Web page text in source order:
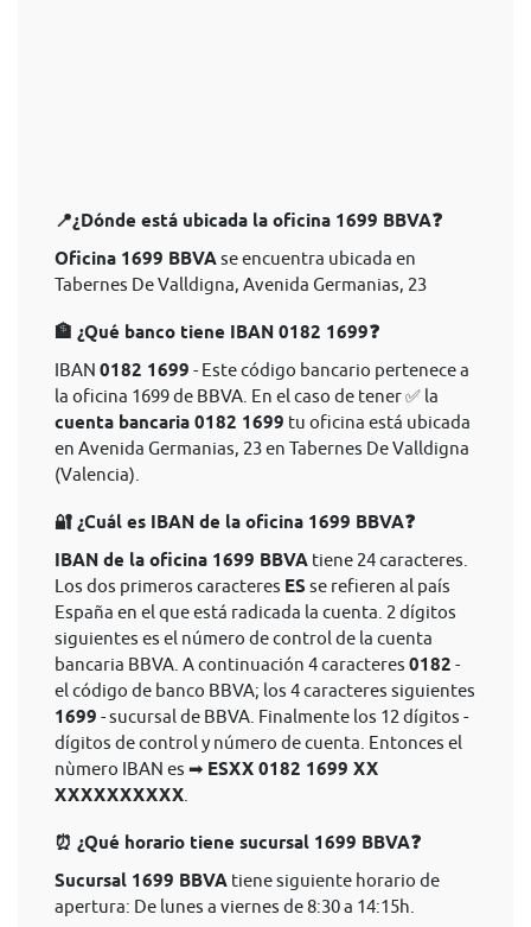
📍¿Dónde está ubicada la oficina 1699 BBVA❓
Oficina 1699 BBVAse encuentra ubicada en
Tabernes De Valldigna, Avenida Germanias, 23
🏦 ¿Qué banco tiene IBAN 0182 1699❓
IBAN 0182 1699 - Este código bancario pertenece a
la oficina 1699 de BBVA. En el caso de tener ✅ la
cuenta bancaria 0182 1699 tu oficina está ubicada
en Avenida Germanias, 23 en Tabernes De Valldigna
(Valencia).
🔐 ¿Cuál es IBAN de la oficina 1699 BBVA❓
IBAN de la oficina 1699 BBVA tiene 24 caracteres.
Los dos primeros caracteres ES se refieren al país
España en el que está radicada la cuenta. 2 dígitos
siguientes es el número de control de la cuenta
bancaria BBVA. A continuación 4 caracteres 0182 -
el código de banco BBVA; los 4 caracteres siguientes
1699 - sucursal de BBVA. Finalmente los 12 dígitos -
dígitos de control y número de cuenta. Entonces el
nùmero IBAN es ➡ ESXX 0182 1699 XX
XXXXXXXXXX
⏰ ¿Qué horario tiene sucursal 1699 BBVA❓
Sucursal 1699 BBVA tiene siguiente horario de
apertura: De lunes a viernes de 8:30 a 14:15h.